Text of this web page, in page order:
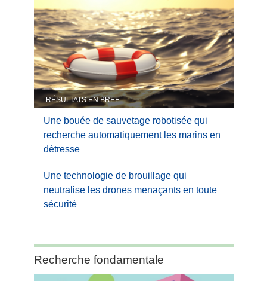
RÉSULTATS EN BREF
Une bouée de sauvetage robotisée qui
recherche automatiquement les marins en
détresse
Une technologie de brouillage qui
neutralise les drones menaçants en toute
sécurité
Category:
Recherche
Recherche fondamentale